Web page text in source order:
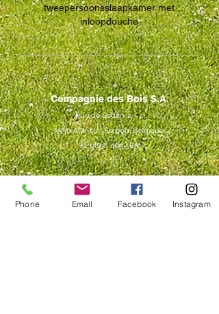
tweepersoonsslaapkamer met
inloopdouche
Compagnie des Bois S.A.
Rue de Sedan, 2 - 4
5550 Alle-sur-Semois, Belgique
BE0898 405 585
+32 490 19 15 68
Phone Email Facebook Instagram